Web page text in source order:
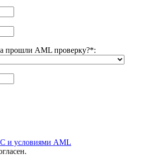
прошли AML проверку?*:
и условиями AML